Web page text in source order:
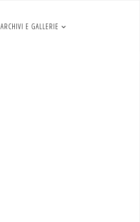
ARCHIVI E GALLERIE